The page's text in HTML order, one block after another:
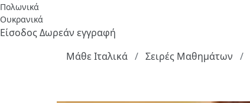
Πολωνικά
Ουκρανικά
ΕίσοδοςΔωρεάν εγγραφή
Μάθε Ιταλικά
Σειρές Μαθημάτων